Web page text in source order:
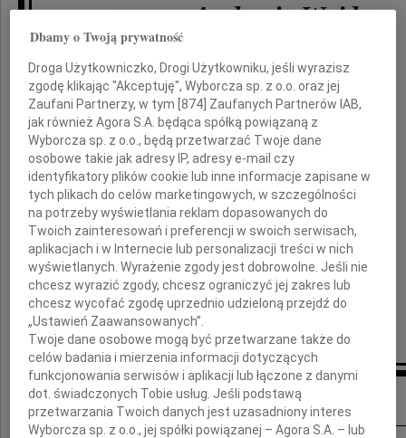
Andrzeja Wajdę
wielkiego twórcę
patrona więzi polsko-rosyjskiej
Krystynie Zachwatowicz
towarzyszącej Mu w tej drodze
pragniemy wyrazić wdzięczność
i przekazać słowa współczucia i wsparcia
Przyjaciele z Ośrodka KARTA
i Rosyjskiego "Memoriału"
Inne kondolencje
Dbamy o Twoją prywatność
Droga Użytkowniczko, Drogi Użytkowniku, jeśli wyrazisz
zgodę klikając "Akceptuję", Wyborcza sp. z o.o. oraz jej
Zaufani Partnerzy, w tym [874 ] Zaufanych Partnerów IAB,
jak również Agora S.A. będąca spółką powiązaną z
Wyborcza sp. z o.o., będą przetwarzać Twoje dane
osobowe takie jak adresy IP, adresy e-mail czy
identyfikatory plików cookie lub inne informacje zapisane w
tych plikach do celów marketingowych, w szczególności
na potrzeby wyświetlania reklam dopasowanych do
Twoich zainteresowań i preferencji w swoich serwisach,
aplikacjach i w Internecie lub personalizacji treści w nich
wyświetlanych. Wyrażenie zgody jest dobrowolne. Jeśli nie
chcesz wyrazić zgody, chcesz ograniczyć jej zakres lub
chcesz wycofać zgodę uprzednio udzieloną przejdź do
„Ustawień Zaawansowanych”.
Twoje dane osobowe mogą być przetwarzane także do
celów badania i mierzenia informacji dotyczących
funkcjonowania serwisów i aplikacji lub łączone z danymi
dot. świadczonych Tobie usług. Jeśli podstawą
przetwarzania Twoich danych jest uzasadniony interes
Wyborcza sp. z o.o., jej spółki powiązanej – Agora S.A. – lub